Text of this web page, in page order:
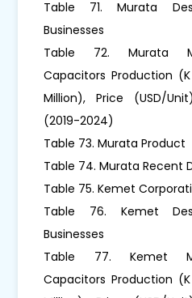
Table 71. Murata
Businesses
Table 72. Murata
Capacitors Production
Million), Price (USD/
(2019-2024)
Table 73. Murata Product
Table 74. Murata Recent
Table 75. Kemet
Table 76. Kemet
Businesses
Table 77. Kemet
Capacitors Production